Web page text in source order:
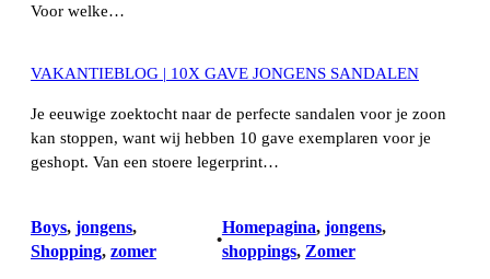
Voor welke…
VAKANTIEBLOG | 10X GAVE JONGENS SANDALEN
Je eeuwige zoektocht naar de perfecte sandalen voor je zoon
kan stoppen, want wij hebben 10 gave exemplaren voor je
geshopt. Van een stoere legerprint…
Boys, jongens
Shopping, zomer
•
Homepagina, jongens ,
shoppings, Zomer